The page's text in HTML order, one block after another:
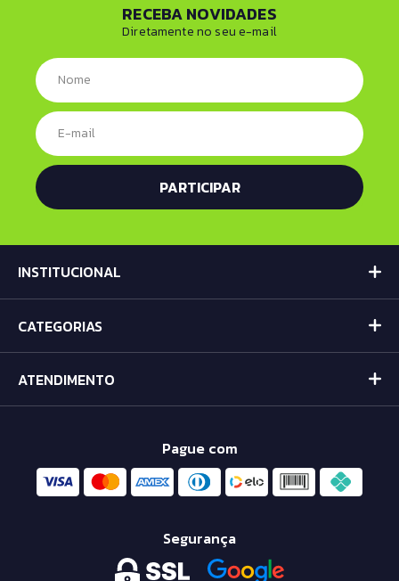
RECEBA NOVIDADES
Diretamente no seu e-mail
INSTITUCIONAL
CATEGORIAS
ATENDIMENTO
Pague com
Segurança